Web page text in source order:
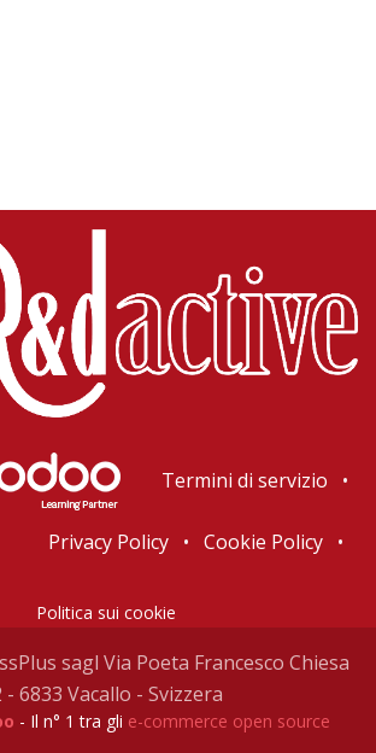
Termini di servizio •
Privacy Policy • Cookie Policy •
Politica sui cookie
sagl Via Poeta Francesco Chiesa
- 6833 Vacallo - Svizzera
- Il n° 1 tra gli e-commerce open source